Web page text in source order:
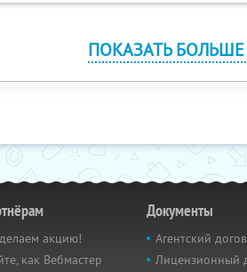
ПОКАЗАТЬ
акцию!
как Вебмастер
Документы
Агентский
Лицензионный